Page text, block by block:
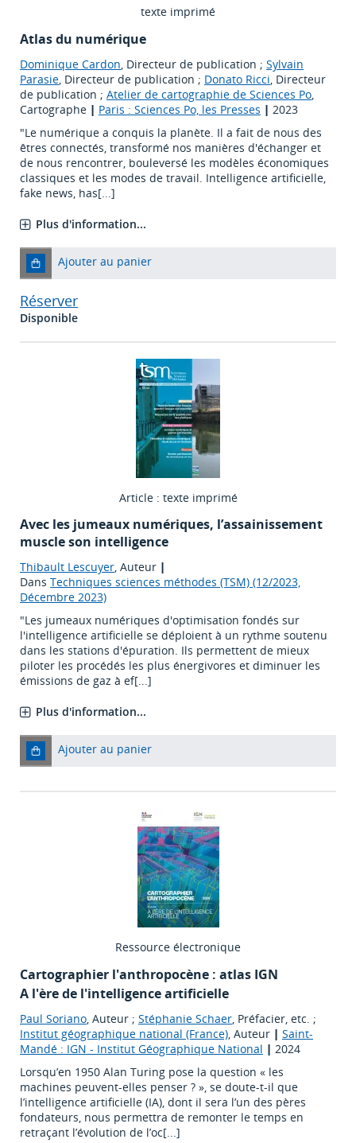
texte imprimé
Atlas du numérique
Dominique Cardon, Directeur de publication ; Sylvain
Parasie, Directeur de publication ; Donato Ricci, Directeur
de publication ; Atelier de cartographie de Sciences Po,
Cartographe | Paris : Sciences Po, les Presses | 2023
"Le numérique a conquis la planète. Il a fait de nous des
êtres connectés, transformé nos manières d'échanger et
de nous rencontrer, bouleversé les modèles économiques
classiques et les modes de travail. Intelligence artificielle,
fake news, has[...]
Plus d'information...
Ajouter au panier
Réserver
Disponible
Article : texte imprimé
Avec les jumeaux numériques, l’assainissement
muscle son intelligence
Thibault Lescuyer, Auteur |
Dans Techniques sciences méthodes (TSM) (12/2023,
Décembre 2023)
"Les jumeaux numériques d'optimisation fondés sur
l'intelligence artificielle se déploient à un rythme soutenu
dans les stations d'épuration. Ils permettent de mieux
piloter les procédés les plus énergivores et diminuer les
émissions de gaz à ef[...]
Plus d'information...
Ajouter au panier
Ressource électronique
Cartographier l'anthropocène : atlas IGN
A l'ère de l'intelligence artificielle
Paul Soriano, Auteur ; Stéphanie Schaer, Préfacier, etc. ;
Institut géographique national (France), Auteur | Saint-
Mandé : IGN - Institut Géographique National | 2024
Lorsqu’en 1950 Alan Turing pose la question « les
machines peuvent-elles penser ? », se doute-t-il que
l’intelligence artificielle (IA), dont il sera l’un des pères
fondateurs, nous permettra de remonter le temps en
retraçant l’évolution de l’oc[...]